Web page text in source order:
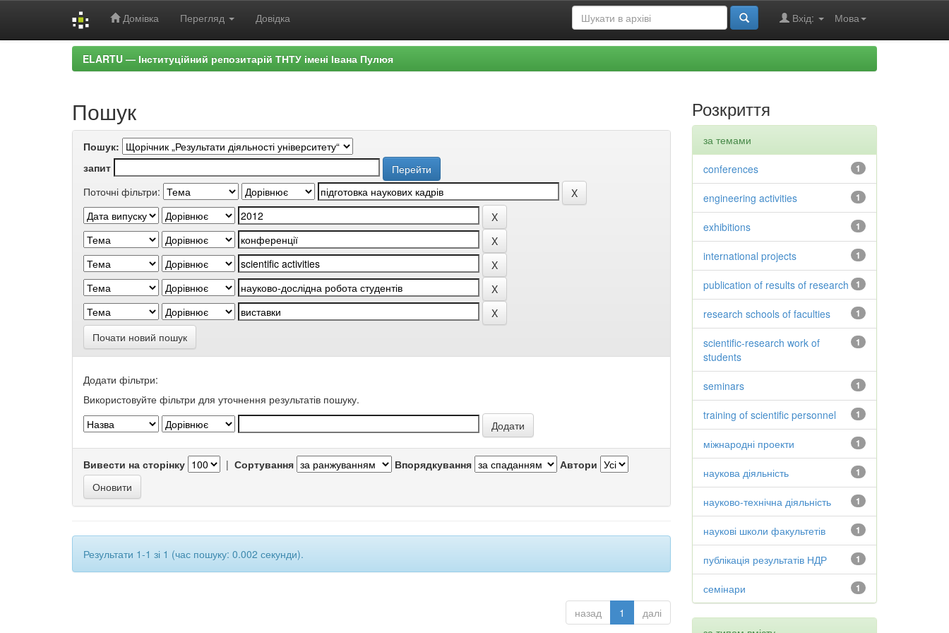
Домівка Перегляд Довідка Мова
Вхід:
ELARTU — Інституційний репозитарій ТНТУ імені Івана Пулюя
Пошук
Пошук:
запит
Поточні фільтри:
Почати новий пошук
Додати фільтри:
Використовуйте фільтри для уточнення результатів пошуку.
Вивести на сторінку | Сортування Впорядкування Автори
Результати 1-1 зі 1 (час пошуку: 0.002 секунди).
назад 1 далі
Розкриття
за темами
1
conferences
1
engineering activities
1
exhibitions
1
international projects
1
publication of results of research
1
research schools of faculties
1
scientific-research work of
students
1
seminars
1
training of scientific personnel
1
міжнародні проекти
1
наукова діяльність
1
науково-технічна діяльність
1
наукові школи факультетів
1
публікація результатів НДР
1
семінари